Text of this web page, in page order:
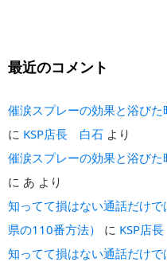
最近のコメント
催涙スプレーの効果と浴び
に KSP店長 白石 より
催涙スプレーの効果と浴び
に あ より
知ってて損はない通話だけ
県の110番方法）
に KSP店
知ってて損はない通話だけ